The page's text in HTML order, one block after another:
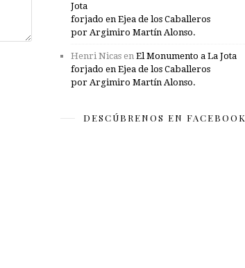
Jota
forjado en Ejea de los Caballeros
por Argimiro Martín Alonso.
Henri Nicas en El Monumento a La Jota
forjado en Ejea de los Caballeros
por Argimiro Martín Alonso.
DESCÚBRENOS EN FACEBOOK